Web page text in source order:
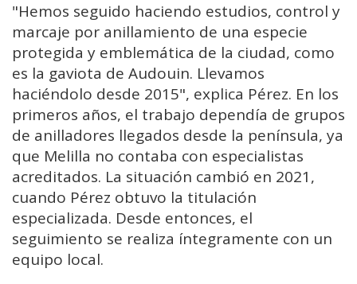
"Hemos seguido haciendo estudios, control y
marcaje por anillamiento de una especie
protegida y emblemática de la ciudad, como
es la gaviota de Audouin. Llevamos
haciéndolo desde 2015", explica Pérez. En los
primeros años, el trabajo dependía de grupos
de anilladores llegados desde la península, ya
que Melilla no contaba con especialistas
acreditados. La situación cambió en 2021,
cuando Pérez obtuvo la titulación
especializada. Desde entonces, el
seguimiento se realiza íntegramente con un
equipo local.